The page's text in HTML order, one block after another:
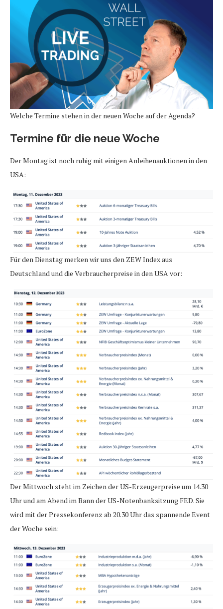
Welche Termine stehen in der neuen Woche auf der Agenda?
Termine für die neue Woche
Der Montag ist noch ruhig mit einigen Anleihenauktionen in den
USA:
Für den Dienstag merken wir uns den ZEW Index aus
Deutschland und die Verbraucherpreise in den USA vor:
Der Mittwoch steht im Zeichen der US-Erzeugerpreise um 14.30
Uhr und am Abend im Bann der US-Notenbanksitzung FED. Sie
wird mit der Pressekonferenz ab 20.30 Uhr das spannende Event
der Woche sein: